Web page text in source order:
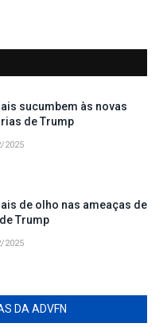
sucumbem às novas
de Trump
2025
de olho nas ameaças de
Trump
2025
DA ADVFN